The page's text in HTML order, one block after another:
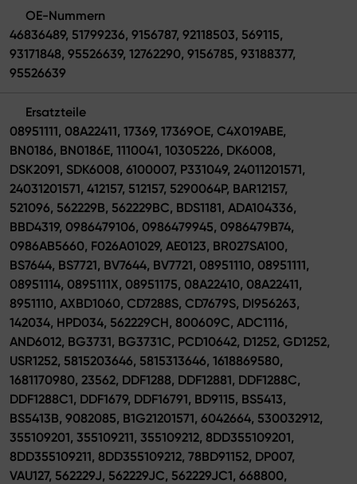
OE-Nummern
46836489, 51799236, 9156787, 92118503, 569115,
93171848, 95526639, 12762290, 9156785, 93188377,
95526639
Ersatzteile
08951111, 08A22411, 17369, 17369OE, C4X019ABE,
BN0186, BN0186E, 1110041, 10305226, DK6008,
DSK2091, SDK6008, 6100007, P331049, 24011201571,
24031201571, 412157, 512157, 5290064P, BAR12157,
521096, 562229B, 562229BC, BDS1181, ADA104336,
BBD4319, 0986479106, 0986479945, 0986479B74,
0986AB5660, F026A01029, AE0123, BR027SA100,
BS7644, BS7721, BV7644, BV7721, 08951110, 08951111,
08951114, 0895111X, 08951175, 08A22410, 08A22411,
8951110, AXBD1060, CD7288S, CD7679S, DI956263,
142034, HPD034, 562229CH, 800609C, ADC1116,
AND6012, BG3731, BG3731C, PCD10642, D1252, GD1252,
USR1252, 5815203646, 5815313646, 1618869580,
1681170980, 23562, DDF1288, DDF12881, DDF1288C,
DDF1288C1, DDF1679, DDF16791, BD9115, BS5413,
BS5413B, 9082085, B1G21201571, 6042664, 530032912,
355109201, 355109211, 355109212, 8DD355109201,
8DD355109211, 8DD355109212, 78BD91152, DP007,
VAU127, 562229J, 562229JC, 562229JC1, 668800,